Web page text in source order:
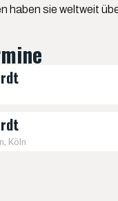
haben sie weltweit
Köln